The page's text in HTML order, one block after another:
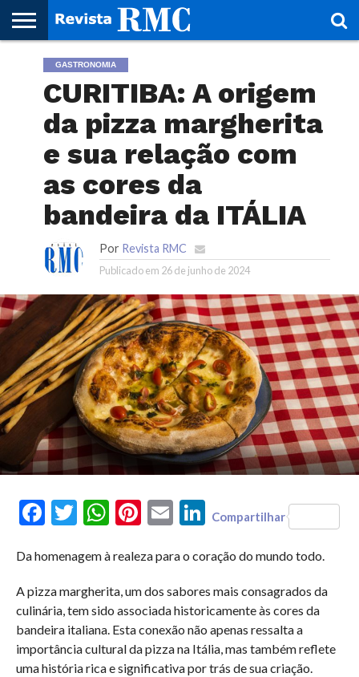
HOME
REVISTA
PROJETO
RMC – 20
ARTE &
NOTÍCIAS
EDIÇÕES
PARCEIROS
FAÇA
SEU
SITE!
FALEGASTRONOMIA
CURITIBA: A origem
da pizza margherita
e sua relação com
as cores da
bandeira da ITÁLIA
Por Revista RMC
Publicado em 26 de junho de 2024
FacebookTwitterWhatsAppPinterest
Email LinkedIn
Compartilhar
Da homenagem à realeza para o coração do mundo todo.
A pizza margherita, um dos sabores mais consagrados da
culinária, tem sido associada historicamente às cores da
bandeira italiana. Esta conexão não apenas ressalta a
importância cultural da pizza na Itália, mas também reflete
uma história rica e significativa por trás de sua criação.